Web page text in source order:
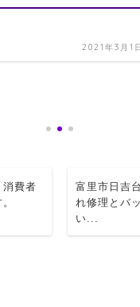
2021年3月1
消費者
富里市日吉
れ修理とバ
い...